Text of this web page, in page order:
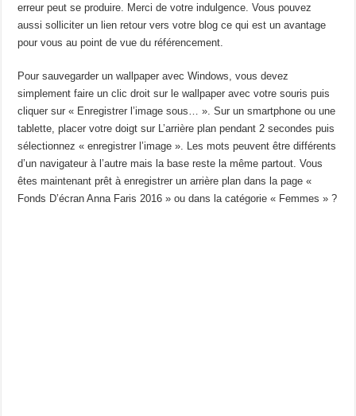
erreur peut se produire. Merci de votre indulgence. Vous pouvez
aussi solliciter un lien retour vers votre blog ce qui est un avantage
pour vous au point de vue du référencement.
Pour sauvegarder un wallpaper avec Windows, vous devez
simplement faire un clic droit sur le wallpaper avec votre souris puis
cliquer sur « Enregistrer l’image sous… ». Sur un smartphone ou une
tablette, placer votre doigt sur L’arrière plan pendant 2 secondes puis
sélectionnez « enregistrer l’image ». Les mots peuvent être différents
d’un navigateur à l’autre mais la base reste la même partout. Vous
êtes maintenant prêt à enregistrer un arrière plan dans la page «
Fonds D’écran Anna Faris 2016 » ou dans la catégorie « Femmes » ?